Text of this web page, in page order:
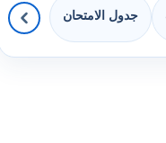
جدول الامتحان